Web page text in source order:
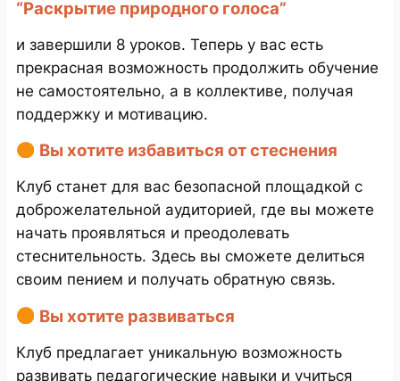
“Раскрытие природного голоса”
и завершили 8 уроков. Теперь у вас есть
прекрасная возможность продолжить обучение
не самостоятельно, а в коллективе, получая
поддержку и мотивацию.
Вы хотите избавиться от стеснения
Клуб станет для вас безопасной площадкой с
доброжелательной аудиторией, где вы можете
начать проявляться и преодолевать
стеснительность. Здесь вы сможете делиться
своим пением и получать обратную связь.
Вы хотите развиваться
Клуб предлагает уникальную возможность
развивать педагогические навыки и учиться